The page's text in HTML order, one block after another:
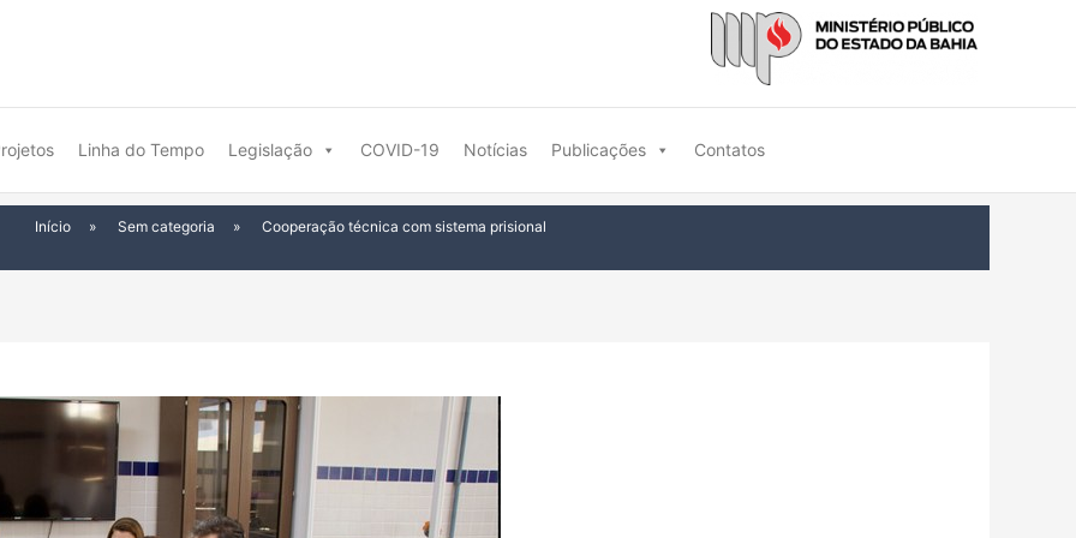
Linha do Tempo Legislação COVID-19 Notícias Publicações Contatos
Início » Sem categoria » Cooperação técnica com sistema prisional